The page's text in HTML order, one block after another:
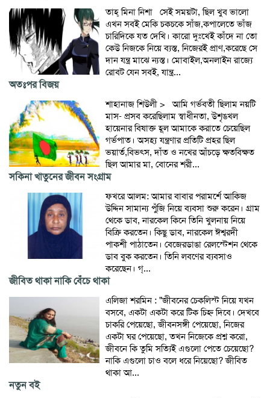
তাহ্ মিনা নিশা সেই সময়টা, ছিল খুব ভালো
এখন সবই মেকি চকচকে সাঁজ,কপালেতে ভাঁজ
চারিদিকে যত দেখি। কারো দুঃখেই কাঁদে না তো
কেউ নিজকে নিয়ে ব্যস্ত, নিজেরই প্রাণ,করেছে সে
দান যন্ত্র মাঝে ন্যস্ত। মোবাইল,অনলাইন রাজ্যে
রোবট যেন সবই, যান্ত্র...
অতঃপর বিজয়
শাহানাজ শিউলী > আমি গর্ভবতী ছিলাম নয়টি
মাস- প্রসব করেছিলাম স্বাধীনতা, উশৃঙখল
হায়েনার বিষাক্ত হূল আমাকে করাতে চেয়েছিল
গর্ভপাত। অসহ্য যন্ত্রণার প্রতিটি প্রহর ছিল
ভয়ার্ত,বিভৎস, দাঁত ও নখের আঁচড়ে ক্ষতবিক্ষত
ছিল আমার মা, বোনের শরী...
সকিনা খাতুনের জীবন সংগ্রাম
ফখরে আলম: আমার বাবার পরামর্শে আকিজ
উদ্দিন সামান্য পুঁজি নিয়ে ব্যবসা শুরু করেন। গ্রাম
থেকে ডাব, নারকেল কিনে তিনি খুলনায় নিয়ে
বিক্রি করতেন। কিছু ডাব, নারকেল ঈশ্বরদী
পাকশী পাঠাতেন। বেজেরডাঙা রেলস্টেশন থেকে
ডাব বুক করতেন। তিনি লবণের ব্যবসাও
করেছেন। গ্...
জীবিত থাকা নাকি বেঁচে থাকা
এলিজা শরমিন : "জীবনের চেকলিস্ট নিয়ে যখন
বসবে, একটা একটা করে টিক চিহ্ন দিবে। দেখবে
চাকরি পেয়েছো, জীবনসঙ্গী পেয়েছো, নিজের
একটা ঘর পেয়েছো, তখন নিজেকে প্রশ্ন করো,
জীবনে কি তুমি সত্যিই এগুলো পেতে চেয়েছো?
নাকি এগুলো চাও বলে ধরে নিয়েছো? জীবিত
থাকা আ...
নতুন বই